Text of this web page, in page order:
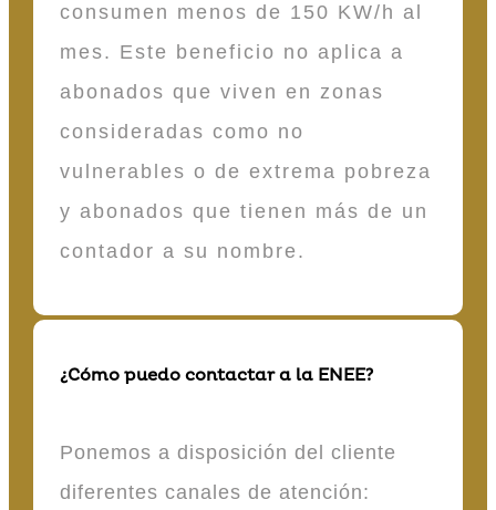
consumen menos de 150 KW/h al
mes. Este beneficio no aplica a
abonados que viven en zonas
consideradas como no
vulnerables o de extrema pobreza
y abonados que tienen más de un
contador a su nombre.
¿Cómo puedo contactar a la ENEE?
Ponemos a disposición del cliente
diferentes canales de atención: